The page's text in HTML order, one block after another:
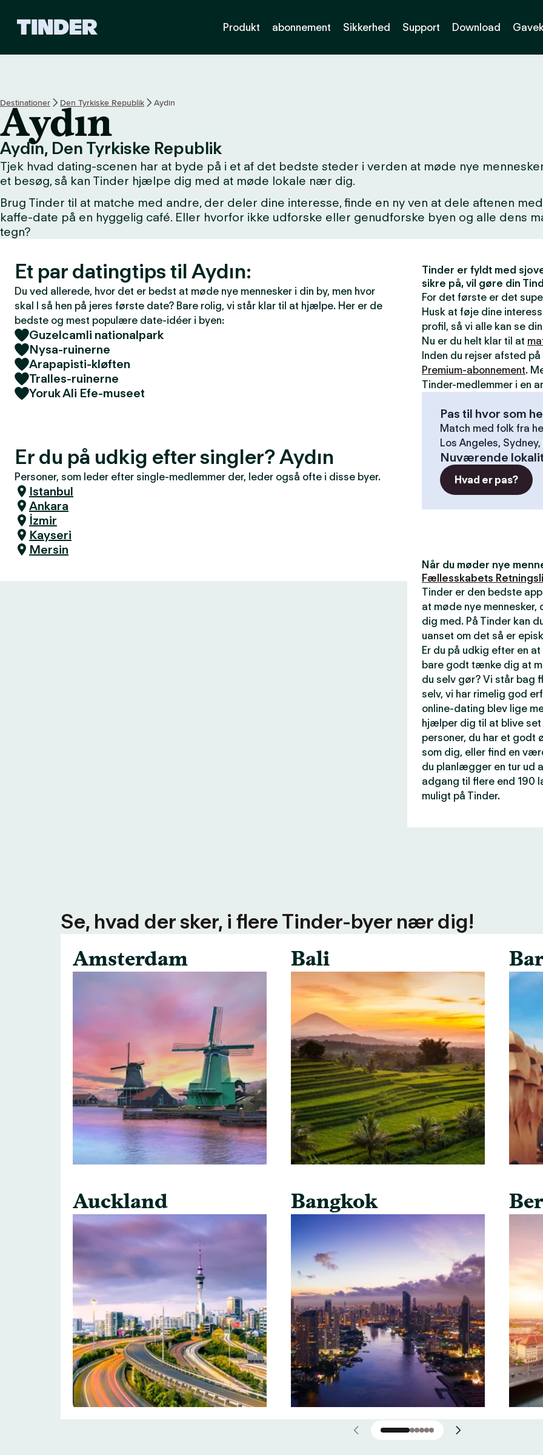
s
s
r
t
s
d
e
Produkt abonnement Sikkerhed Support Download
Destinationer Den Tyrkiske Republik Aydın
Aydın
Aydın, Den Tyrkiske Republik
Tjek hvad dating-scenen har at byde på i et af det bedste steder i verden at møde nye
et besøg, så kan Tinder hjælpe dig med at møde lokale nær dig.
Brug Tinder til at matche med andre, der deler dine interesse, finde en ny ven at dele aftenen
kaffe-date på en hyggelig café. Eller hvorfor ikke udforske eller genudforske byen og alle dens
tegn?
Et par datingtips til Aydın:
Du ved allerede, hvor det er bedst at møde nye mennesker i din by, men hvor
skal I så hen på jeres første date? Bare rolig, vi står klar til at hjælpe. Her er de
bedste og mest populære date-idéer i byen:
Guzelcamli nationalpark
Nysa-ruinerne
Arapapisti-kløften
Tralles-ruinerne
Yoruk Ali Efe-museet
Er du på udkig efter singler? Aydın
Personer, som leder efter single-medlemmer der, leder også ofte i disse byer.
Istanbul
Ankara
İzmir
Kayseri
Mersin
Tinder er fyldt med
sikre på, vil gøre din
For det første er det
Husk at føje dine
profil, så vi alle kan se
Nu er du helt klar til at
Inden du rejser afsted
Premium-abonnement.
Tinder-medlemmer i en
Pas til hvor som
Match med folk fra
Los Angeles,
Nuværende
Hvad er pas?
Når du møder nye
Fællesskabets
Tinder er den bedste
at møde nye
dig med. På Tinder kan
uanset om det så er
Er du på udkig efter en
bare godt tænke dig at
du selv gør? Vi står bag
selv, vi har rimelig god
online-dating blev lige
hjælper dig til at blive
personer, du har et godt
som dig, eller find en
du planlægger en tur ud
adgang til flere end 190
muligt på Tinder.
Se, hvad der sker, i flere Tinder-byer nær dig!
Amsterdam
Auckland
Bali
Bangkok